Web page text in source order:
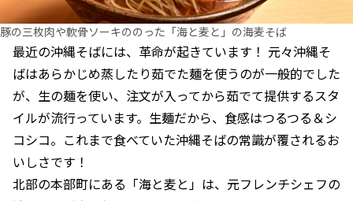
豚の三枚肉や軟骨ソーキののった「海と麦と」の海麦そば
最近の沖縄そばには、革命が起きています！ 元々沖縄そ
ばはあらかじめ蒸したり茹でた麺を使うのが一般的でした
が、生の麺を使い、注文が入ってから茹でて提供するスタ
イルが流行っています。生麺だから、食感はつるつる＆シ
コシコ。これまで食べていた沖縄そばの常識が覆されるお
いしさです！
北部の本部町にある「海と麦と」は、元フレンチシェフの